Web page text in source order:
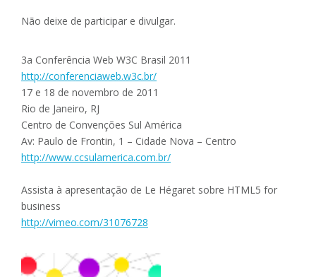
Não deixe de participar e divulgar.
3a Conferência Web W3C Brasil 2011
http://conferenciaweb.w3c.br/
17 e 18 de novembro de 2011
Rio de Janeiro, RJ
Centro de Convenções Sul América
Av: Paulo de Frontin, 1 – Cidade Nova – Centro
http://www.ccsulamerica.com.br/
Assista à apresentação de Le Hégaret sobre HTML5 for
business
http://vimeo.com/31076728